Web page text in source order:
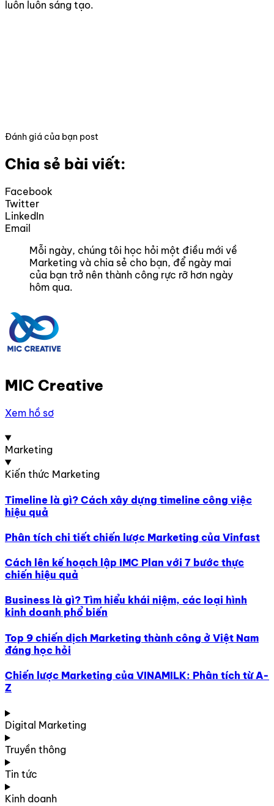
luôn luôn sáng tạo.
Đánh giá của bạn post
Chia sẻ bài viết:
Facebook
Twitter
LinkedIn
Email
Mỗi ngày, chúng tôi học hỏi một điều mới về
Marketing và chia sẻ cho bạn, để ngày mai
của bạn trở nên thành công rực rỡ hơn ngày
hôm qua.
MIC Creative
Xem hồ sơ
Marketing
Kiến thức Marketing
Timeline là gì? Cách xây dựng timeline công việc
hiệu quả
Phân tích chi tiết chiến lược Marketing của Vinfast
Cách lên kế hoạch lập IMC Plan với 7 bước thực
chiến hiệu quả
Business là gì? Tìm hiểu khái niệm, các loại hình
kinh doanh phổ biến
Top 9 chiến dịch Marketing thành công ở Việt Nam
đáng học hỏi
Chiến lược Marketing của VINAMILK: Phân tích từ A-
Z
Digital Marketing
Truyền thông
Tin tức
Kinh doanh